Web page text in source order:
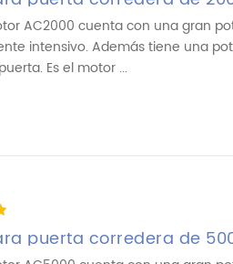
AC2000 cuenta con una gran
intensivo. Además tiene una
Es el motor ...
puerta corredera de